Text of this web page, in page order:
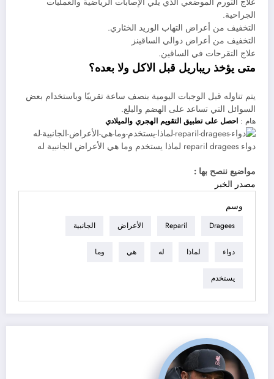
الجراحية.
التخفيف من أعراض التهاب الوريد الخثاري.
التخفيف من أعراض دوالي الساقينز
علاج التقرحات في الساقين.
متى يؤخذ ريباريل قبل الاكل ولا بعده؟
يتم تناوله قبل الوجبات اليومية بنصف ساعة تقريبًا وباستخدام بعض
السوائل التي تساعد على الهضم والبلع.
هام : احصل على تطبيق التقويم الهجري والميلادي
مواضيع ننصح بها :
مصدر الخبر
وسم
Dragees
Reparil الأعراض الجانبية
دواء لماذا له هي وما
يستخدم